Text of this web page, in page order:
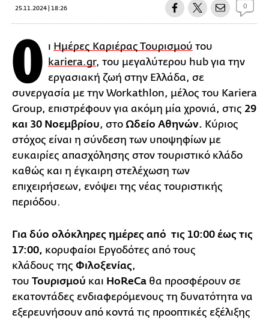
25.11.2024 | 18:26 0
Ο ι Ημέρες Καριέρας Τουρισμού του
kariera.gr, του μεγαλύτερου hub για την
εργασιακή ζωή στην Ελλάδα, σε
συνεργασία με την Workathlon, μέλος του Kariera
Group, επιστρέφουν για ακόμη μία χρονιά, στις 29
και 30 Νοεμβρίου, στο Ωδείο Αθηνών. Κύριος
στόχος είναι η σύνδεση των υποψηφίων με
ευκαιρίες απασχόλησης στον τουριστικό κλάδο
καθώς και η έγκαιρη στελέχωση των
επιχειρήσεων, ενόψει της νέας τουριστικής
περιόδου.
Για δύο ολόκληρες ημέρες από τις 10:00 έως τις
17:00, κορυφαίοι Εργοδότες από τους
κλάδους της Φιλοξενίας,
του Τουρισμού και HoReCa θα προσφέρουν σε
εκατοντάδες ενδιαφερόμενους τη δυνατότητα να
εξερευνήσουν από κοντά τις προοπτικές εξέλιξης